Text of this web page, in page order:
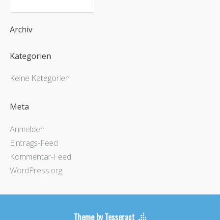
Archiv
Kategorien
Keine Kategorien
Meta
Anmelden
Eintrags-Feed
Kommentar-Feed
WordPress.org
Theme by Tesseract